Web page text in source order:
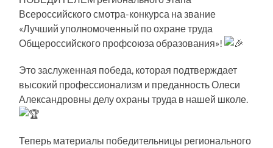
Всероссийского смотра-конкурса на звание
«Лучший уполномоченный по охране труда
Общероссийского профсоюза образования»!
Это заслуженная победа, которая подтверждает
высокий профессионализм и преданность Олеси
Александровны делу охраны труда в нашей школе.
Теперь материалы победительницы регионального